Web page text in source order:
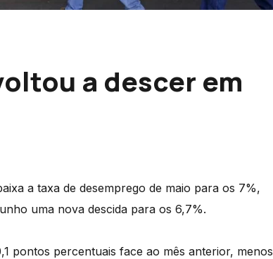
a descer em
a taxa de desemprego de maio para os 7%,
uma nova descida para os 6,7%.
pontos percentuais face ao mês anterior, menos